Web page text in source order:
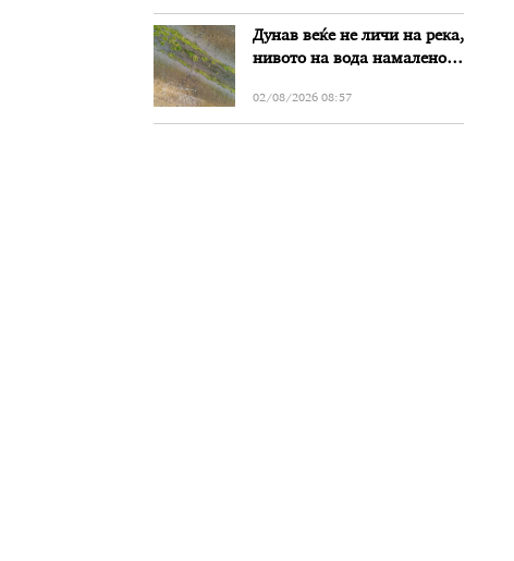
Дунав веќе не личи на река,
нивото на вода намалено
Бугарија
02/08/2026 08:57